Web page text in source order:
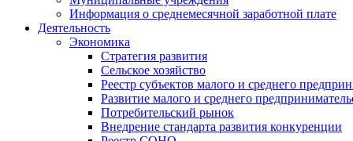
Информация о среднемесячной заработной плате
Деятельность
Экономика
Стратегия развития
Сельское хозяйство
Реестр субъектов малого и среднего
Развитие малого и среднего
Потребительский рынок
Внедрение стандарта развития конкуренции